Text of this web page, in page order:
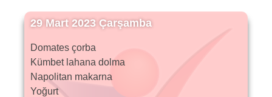
29 Mart 2023 Çarşamba
Domates çorba
Kümbet lahana dolma
Napolitan makarna
Yoğurt